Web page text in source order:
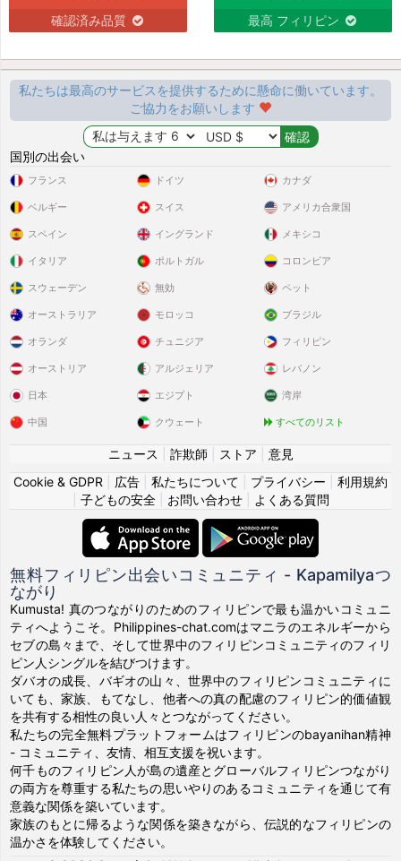
確認済み品質 最高 フィリピン
私たちは最高のサービスを提供するために懸命に働いています。
ご協力をお願いします
国別の出会い
フランス
ベルギー
スペイン
イタリア
スウェーデン
ドイツ
スイス
イングランド
ポルトガル
無効
カナダ
アメリカ合衆国
メキシコ
コロンビア
ペット
オーストラリア
オランダ
オーストリア
日本
中国
モロッコ
チュニジア
アルジェリア
エジプト
クウェート
ブラジル
フィリピン
レバノン
湾岸
すべてのリスト
ニュース 詐欺師 ストア
意見
Cookie & GDPR
広告 私たちについて プライバシー
利用規約
子どもの安全| お問い合わせ| よくある質問
無料フィリピン出会いコミュニティ - Kapamilyaつ
ながり
Kumusta! 真のつながりのためのフィリピンで最も温かいコミュニ
ティへようこそ。Philippines-chat.comはマニラのエネルギーから
セブの島々まで、そして世界中のフィリピンコミュニティのフィリ
ピン人シングルを結びつけます。
ダバオの成長、バギオの山々、世界中のフィリピンコミュニティに
いても、家族、もてなし、他者への真の配慮のフィリピン的価値観
を共有する相性の良い人々とつながってください。
私たちの完全無料プラットフォームはフィリピンのbayanihan精神
- コミュニティ、友情、相互支援を祝います。
何千ものフィリピン人が島の遺産とグローバルフィリピンつながり
の両方を尊重する私たちの思いやりのあるコミュニティを通じて有
意義な関係を築いています。
家族のもとに帰るような関係を築きながら、伝説的なフィリピンの
温かさを体験してください。